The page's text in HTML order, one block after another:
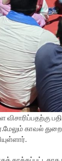
விசாரிப்பதற்கு
காவல்